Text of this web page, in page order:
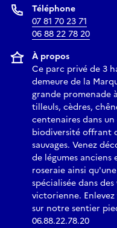
Téléphone
07 81 70 23 71
06 88 22 78 20
À propos
Ce parc privé de 3
demeure de la
grande promenade
tilleuls, cèdres,
centenaires dans
biodiversité offrant
sauvages. Venez
de légumes
roseraie ainsi
spécialisée dans
victorienne. Enlevez
sur notre sentier
06.88.22.78.20